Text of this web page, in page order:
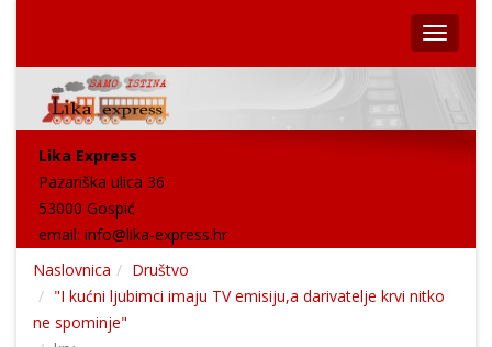
Lika Express
Pazariška ulica 36
53000 Gospić
email: info@lika-express.hr
Naslovnica
Društvo
"I kućni ljubimci imaju TV emisiju,a darivatelje krvi nitko
ne spominje"